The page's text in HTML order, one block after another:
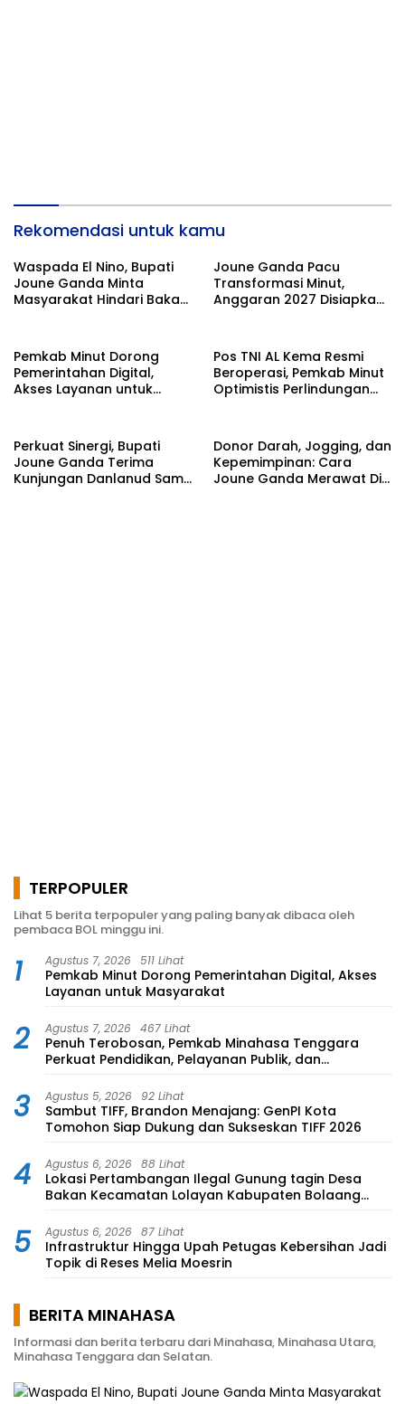
Rekomendasi untuk kamu
Waspada El Nino, Bupati
Joune Ganda Minta
Masyarakat Hindari Bakar
Joune Ganda Pacu
Transformasi Minut,
Anggaran 2027 Disiapkan
Pemkab Minut Dorong
Pemerintahan Digital,
Akses Layanan untuk
Pos TNI AL Kema Resmi
Beroperasi, Pemkab Minut
Optimistis Perlindungan
Perkuat Sinergi, Bupati
Joune Ganda Terima
Kunjungan Danlanud Sam
Donor Darah, Jogging, dan
Kepemimpinan: Cara
Joune Ganda Merawat Diri
TERPOPULER
Lihat 5 berita terpopuler yang paling banyak dibaca oleh
pembaca BOL minggu ini.
1 Agustus 7, 2026 511 Lihat
Pemkab Minut Dorong Pemerintahan Digital, Akses
Layanan untuk Masyarakat
2 Agustus 7, 2026 467 Lihat
Penuh Terobosan, Pemkab Minahasa Tenggara
Perkuat Pendidikan, Pelayanan Publik, dan
Kesehatan
3 Agustus 5, 2026 92 Lihat
Sambut TIFF, Brandon Menajang: ​GenPI Kota
Tomohon Siap Dukung dan Sukseskan TIFF 2026
4 Agustus 6, 2026 88 Lihat
Lokasi Pertambangan Ilegal Gunung tagin Desa
Bakan Kecamatan Lolayan Kabupaten Bolaang
Mongondow di perkebunan Lolotut Target
Bareskrim TIPEDTER MABES POLRI
5 Agustus 6, 2026 87 Lihat
Infrastruktur Hingga Upah Petugas Kebersihan Jadi
Topik di Reses Melia Moesrin
BERITA MINAHASA
Informasi dan berita terbaru dari Minahasa, Minahasa Utara,
Minahasa Tenggara dan Selatan.